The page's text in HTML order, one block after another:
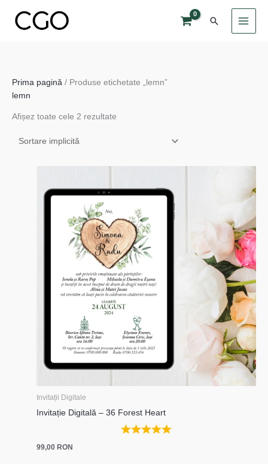
Search
Prima pagină / Produse etichetate „lemn”
lemn
Afișez toate cele 2 rezultate
Invitații Digitale
Invitație Digitală – 36 Forest Heart
99,00RON